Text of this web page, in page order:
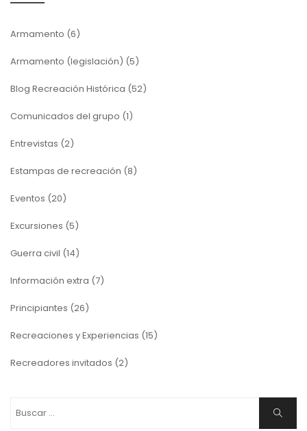
Armamento (6)
Armamento (legislación) (5)
Blog Recreación Histórica (52)
Comunicados del grupo (1)
Entrevistas (2)
Estampas de recreación (8)
Eventos (20)
Excursiones (5)
Guerra civil (14)
Información extra (7)
Principiantes (26)
Recreaciones y Experiencias (15)
Recreadores invitados (2)
Buscar: Buscar